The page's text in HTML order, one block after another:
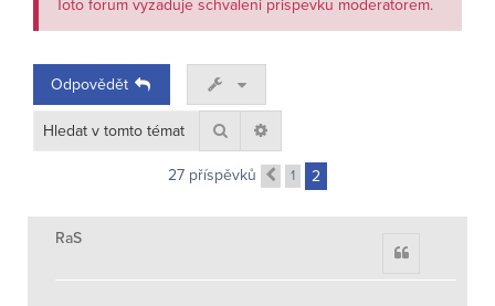
Toto forum vyzaduje schvaleni prispevku moderatorem.
Odpovědět
Hledat
27 příspěvků Předchozí
1 2
RaS